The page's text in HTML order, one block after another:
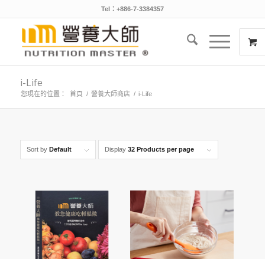
Tel：+886-7-3384357
i-Life
您現在的位置： 首頁 / 營養大師商店 / i-Life
Sort by Default Display 32 Products per page